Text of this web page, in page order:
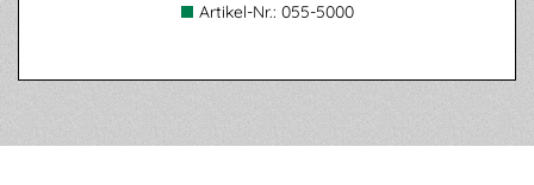
Artikel-Nr.: 055-5000